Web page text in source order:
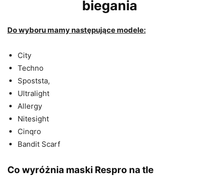
biegania
Do wyboru mamy następujące modele:
City
Techno
Spoststa,
Ultralight
Allergy
Nitesight
Cinqro
Bandit Scarf
Co wyróżnia maski Respro na tle